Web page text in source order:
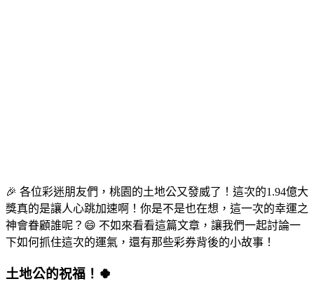
🎉 各位彩迷朋友們，桃園的土地公又發威了！這次的1.94億大
獎真的是讓人心跳加速啊！你是不是也在想，這一次的幸運之
神會眷顧誰呢？😄 不如來看看這篇文章，讓我們一起討論一
下如何抓住這次的運氣，還有那些彩券背後的小故事！
土地公的祝福！🍀